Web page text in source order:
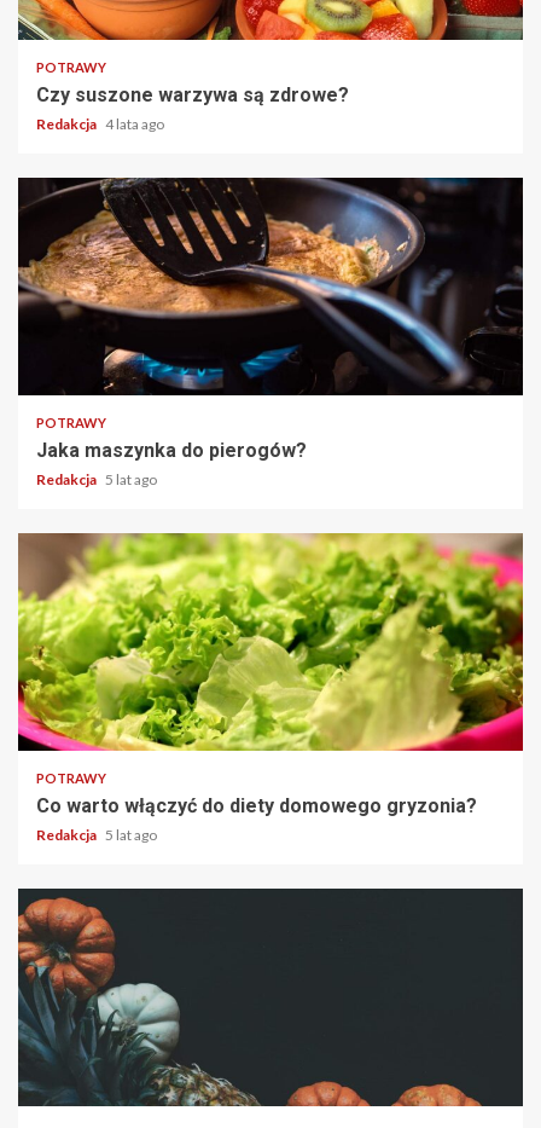
2 min read
POTRAWY
Czy suszone warzywa są zdrowe?
Redakcja 4 lata ago
2 min read
POTRAWY
Jaka maszynka do pierogów?
Redakcja 5 lat ago
2 min read
POTRAWY
Co warto włączyć do diety domowego gryzonia?
Redakcja 5 lat ago
2 min read